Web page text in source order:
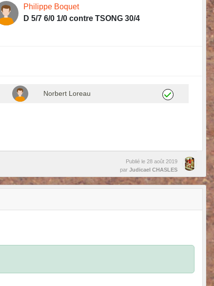
Philippe Boquet
D 5/7 6/0 1/0 contre TSONG 30/4
Norbert Loreau
Publié le 28 août 2019
par Judicael CHASLES